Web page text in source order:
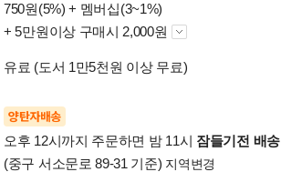
750원(5%) + 멤버십(3~1%)
+ 5만원이상 구매시 2,000원
유료 (도서 1만5천원 이상 무료)
양탄자배송
오후 12시까지 주문하면 밤 11시 잠들기전 배송
(중구 서소문로 89-31 기준) 지역변경